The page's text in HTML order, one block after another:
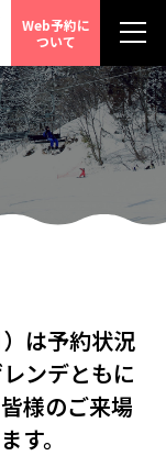
Web予約に
ついて
は予約状況
ンデともに
様のご来場
す。